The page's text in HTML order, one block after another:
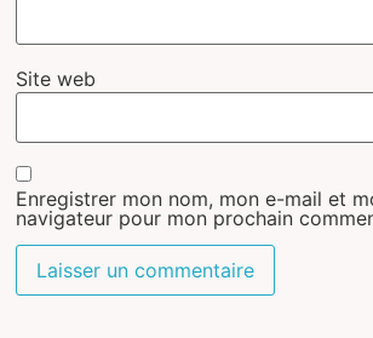
Site web
Enregistrer mon nom, mon e-mail et
navigateur pour mon prochain